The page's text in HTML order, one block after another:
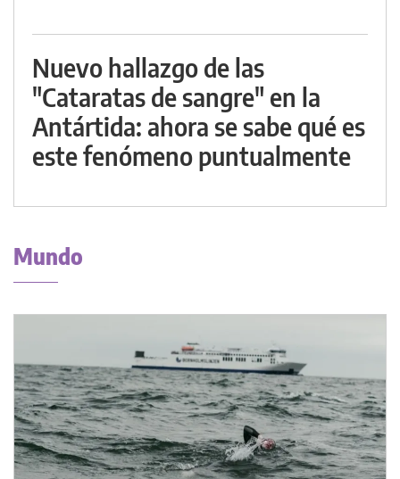
Nuevo hallazgo de las
"Cataratas de sangre" en la
Antártida: ahora se sabe qué es
este fenómeno puntualmente
Mundo